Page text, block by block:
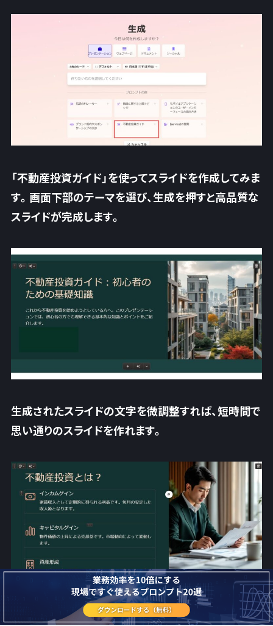
「不動産投資ガイド」を使ってスライドを作成してみま
す。画面下部のテーマを選び、生成を押すと高品質な
スライドが完成します。
生成されたスライドの文字を微調整すれば、短時間で
思い通りのスライドを作れます。